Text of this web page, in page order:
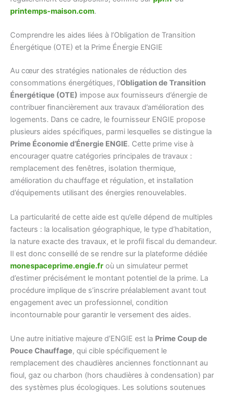
printemps-maison.com.
Comprendre les aides liées à l’Obligation de Transition
Énergétique (OTE) et la Prime Énergie ENGIE
Au cœur des stratégies nationales de réduction des
consommations énergétiques, l’Obligation de Transition
Énergétique (OTE) impose aux fournisseurs d’énergie de
contribuer financièrement aux travaux d’amélioration des
logements. Dans ce cadre, le fournisseur ENGIE propose
plusieurs aides spécifiques, parmi lesquelles se distingue la
Prime Économie d’Énergie ENGIE. Cette prime vise à
encourager quatre catégories principales de travaux :
remplacement des fenêtres, isolation thermique,
amélioration du chauffage et régulation, et installation
d’équipements utilisant des énergies renouvelables.
La particularité de cette aide est qu’elle dépend de multiples
facteurs : la localisation géographique, le type d’habitation,
la nature exacte des travaux, et le profil fiscal du demandeur.
Il est donc conseillé de se rendre sur la plateforme dédiée
monespaceprime.engie.fr où un simulateur permet
d’estimer précisément le montant potentiel de la prime. La
procédure implique de s’inscrire préalablement avant tout
engagement avec un professionnel, condition
incontournable pour garantir le versement des aides.
Une autre initiative majeure d’ENGIE est la Prime Coup de
Pouce Chauffage, qui cible spécifiquement le
remplacement des chaudières anciennes fonctionnant au
fioul, gaz ou charbon (hors chaudières à condensation) par
des systèmes plus écologiques. Les solutions soutenues